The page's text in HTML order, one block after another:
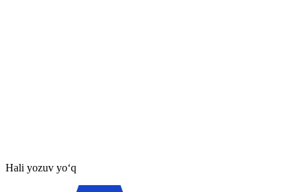
Hali yozuv yo‘q